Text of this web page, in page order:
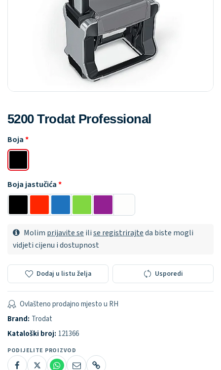
5200 Trodat Professional
Boja
Boja jastučića
Molim prijavite se ilise registrirajteda biste mogli
vidjeti cijenu i dostupnost
Dodaj u listu želja Usporedi
Ovlašteno prodajno mjesto u RH
Brand: Trodat
Kataloški broj: 121366
PODIJELITE PROIZVOD